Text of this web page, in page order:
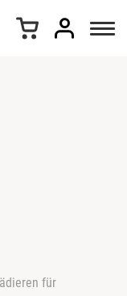
für